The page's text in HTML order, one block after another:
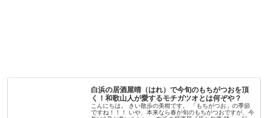
白浜の居酒屋晴（はれ）で今旬のもちがつおを頂
く！和歌山人が愛するモチガツオとは何ぞや？
こんにちは。 きい散歩の美柑です。 「もちがつお」の季節
ですね！！！ いや、本来なら春が旬のもちがつおですが、今